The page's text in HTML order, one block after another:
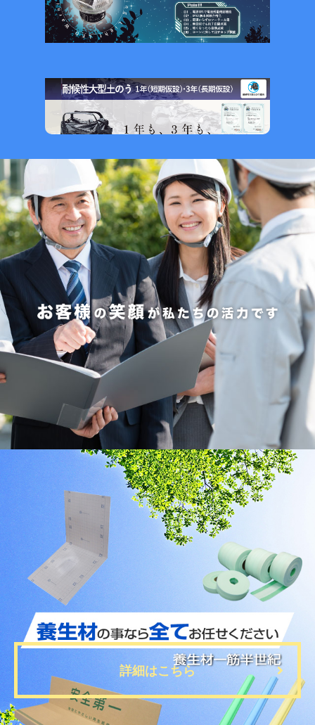
お知らせ
NEW 2026.7.31
警視庁で弊社MISTFAN-BIGが採用されました
NEW 2026.7.8
夏季休業のお知らせ
熱中症対策カタログ2026発刊のお知らせ
臨時休業のお知らせ
2026.2.13
建設資材製品カタログ更新のお知らせ
詳細はこちら